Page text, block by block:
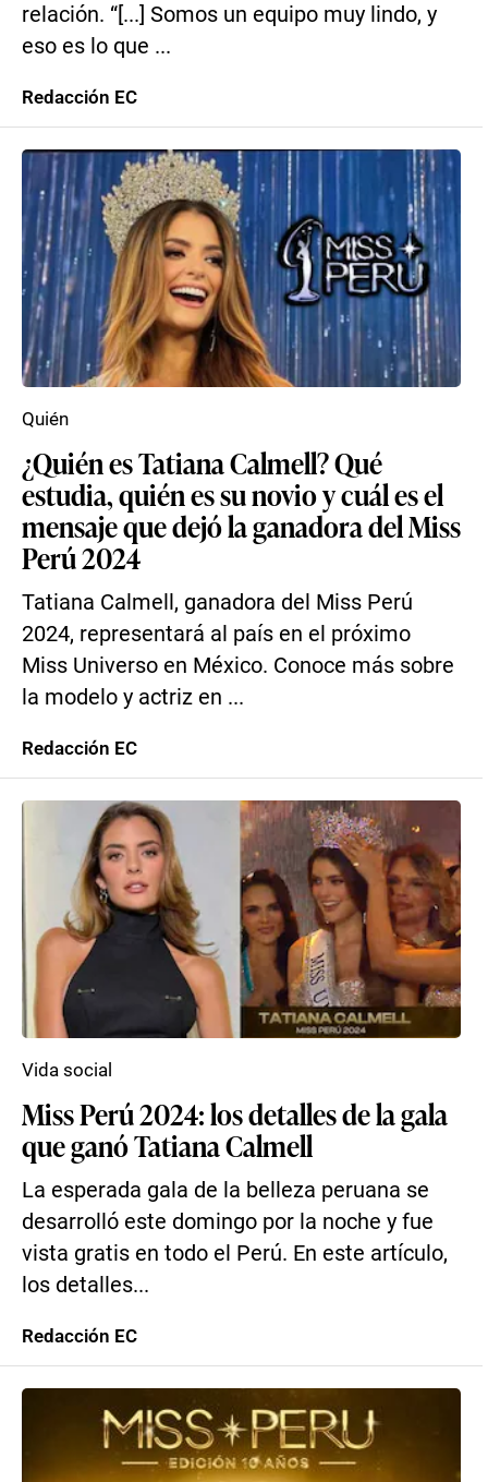
relación. “[...] Somos un equipo muy lindo, y
eso es lo que ...
Redacción EC
¿Quién es Tatiana Calmell? Qué
estudia, quién es su novio y cuál es el
mensaje que dejó la ganadora del Miss
Perú 2024
Tatiana Calmell, ganadora del Miss Perú
2024, representará al país en el próximo
Miss Universo en México. Conoce más sobre
la modelo y actriz en ...
Quién
Redacción EC
Miss Perú 2024: los detalles de la gala
que ganó Tatiana Calmell
La esperada gala de la belleza peruana se
desarrolló este domingo por la noche y fue
vista gratis en todo el Perú. En este artículo,
los detalles...
Vida social
Redacción EC